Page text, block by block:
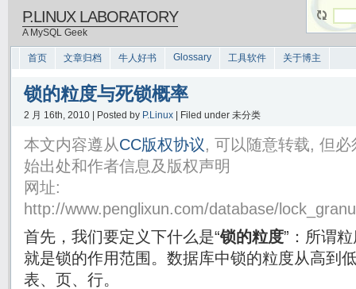
P.LINUX LABORATORY
A MySQL Geek
首页 文章归档 牛人好书 Glossary 工具软件 关于博主
锁的粒度与死锁概率
2 月 16th, 2010 | Posted by P.Linux | Filed under 未分类
本文内容遵从CC版权协议, 可以随意转载, 但
始出处和作者信息及版权声明
网址:
http://www.penglixun.com/database/
首先，我们要定义下什么是“锁的粒度”：所谓
就是锁的作用范围。数据库中锁的粒度从高到
表、页、行。